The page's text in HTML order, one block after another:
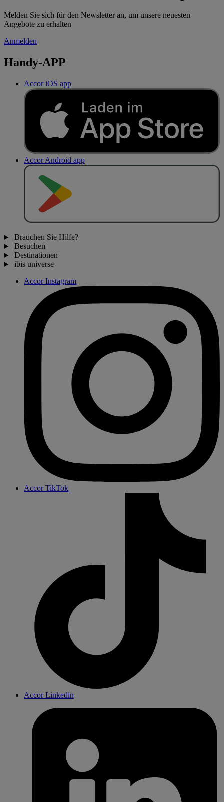
Melden Sie sich für den Newsletter an, um unsere neuesten
Angebote zu erhalten
Anmelden
Handy-APP
Accor iOS app
Accor Android app
Brauchen Sie Hilfe?
Besuchen
Destinationen
ibis universe
Accor Instagram
Accor TikTok
Accor Linkedin